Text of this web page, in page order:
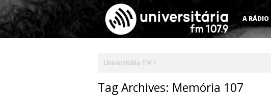
A RÁDIO
Universitária FM
Tag Archives: Memória 107